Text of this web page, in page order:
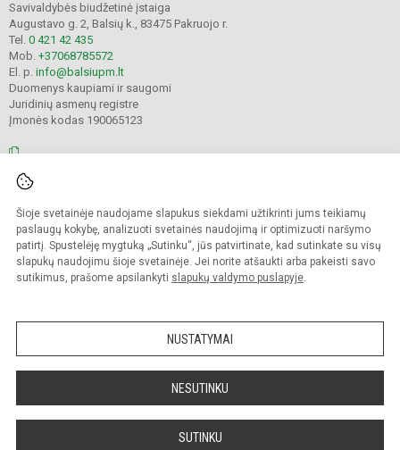
Šioje svetainėje naudojame slapukus siekdami užtikrinti jums teikiamų
paslaugų kokybę, analizuoti svetainės naudojimą ir optimizuoti naršymo
patirtį. Spustelėję mygtuką „Sutinku“, jūs patvirtinate, kad sutinkate su visų
slapukų naudojimu šioje svetainėje. Jei norite atšaukti arba pakeisti savo
sutikimus, prašome apsilankyti slapukų valdymo puslapyje.
NUSTATYMAI
NESUTINKU
SUTINKU
Savivaldybės biudžetinė įstaiga
Augustavo g. 2, Balsių k., 83475 Pakruojo r.
Tel. 0 421 42 435
Mob. +37068785572
El. p. info@balsiupm.lt
Duomenys kaupiami ir saugomi
Juridinių asmenų registre
Įmonės kodas 190065123
Kopijuoti turinį be raštiško mokyklos administracijos sutikimo griežtai
draudžiama.
Prieinamumo paraiška Slapukų valdymas
Sumanus būdas atnaujinti